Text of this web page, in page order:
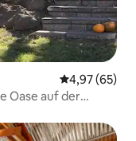
4,97 (65)
Oase auf der